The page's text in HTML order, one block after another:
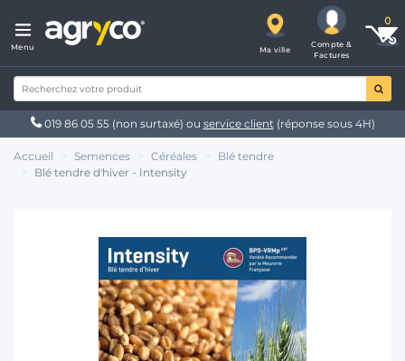
Menu Ma ville
Compte &
Factures
019 86 05 55 (non surtaxé) ou service client(réponse sous 4H)
Accueil Semences Céréales
Blé tendre
Blé tendre d'hiver - Intensity